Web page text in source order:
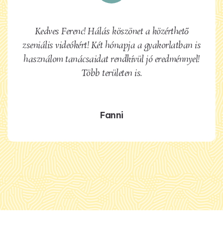
Kedves Ferenc! Hálás köszönet a közérthető
zseniális videókért! Két hónapja a gyakorlatban is
használom tanácsaidat rendkívül jó eredménnyel!
Több területen is.
Fanni